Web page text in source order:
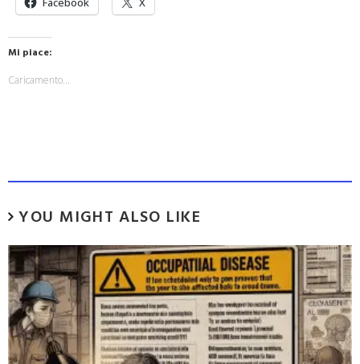
Mi piace:
Caricamento...
YOU MIGHT ALSO LIKE